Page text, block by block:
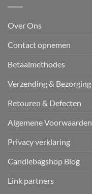
Over Ons
Contact opnemen
Betaalmethodes
Verzending & Bezorging
Retouren & Defecten
Algemene Voorwaarden
Privacy verklaring
Candlebagshop Blog
Link partners